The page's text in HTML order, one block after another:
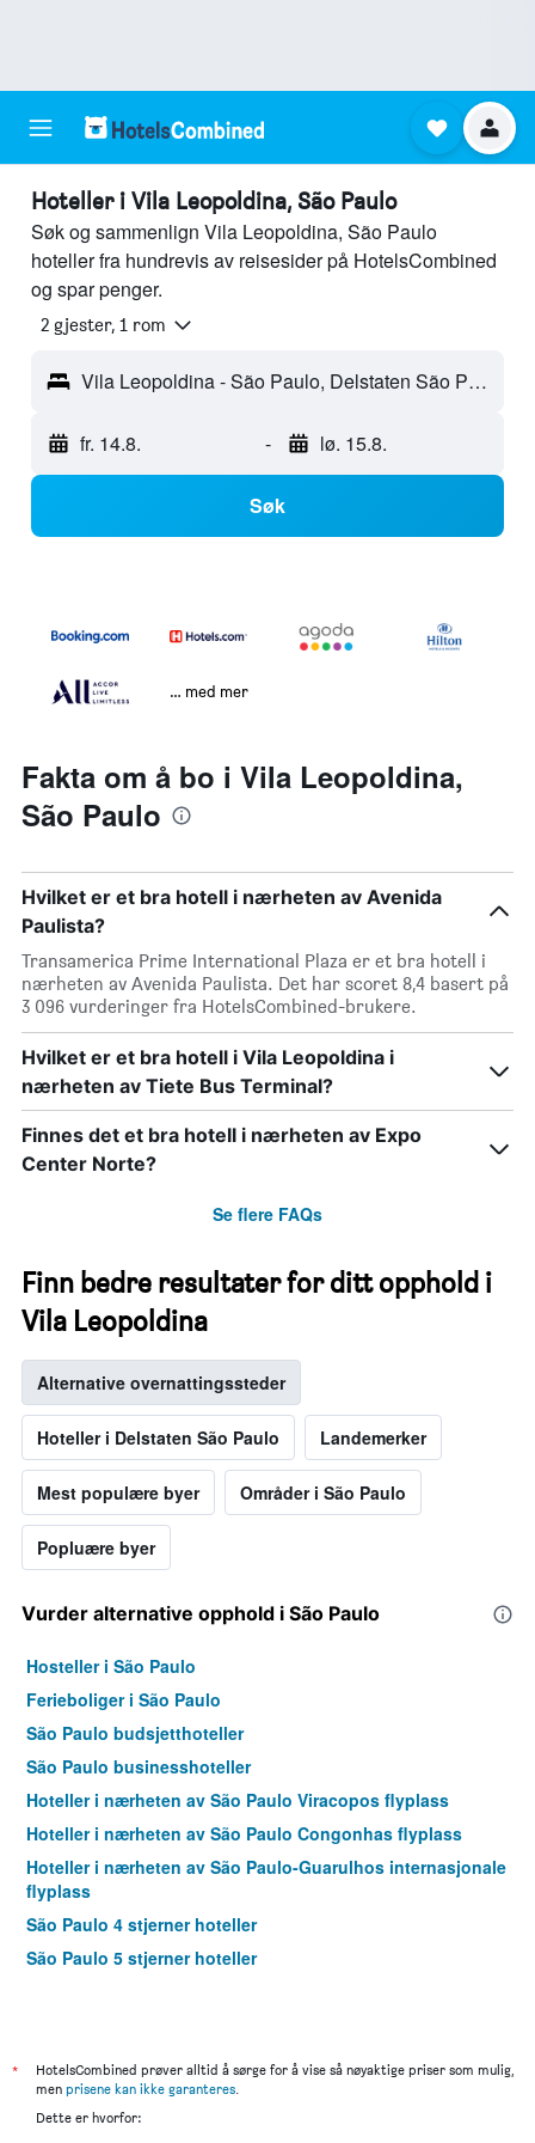
Hoteller i Vila Leopoldina, São Paulo
Søk og sammenlign Vila Leopoldina, São Paulo
hoteller fra hundrevis av reisesider på HotelsCombined
og spar penger.
2 gjester, 1 rom
Vila Leopoldina - São Paulo, Delstaten São Paulo, Brasil
fr. 14.8. - lø. 15.8.
Søk
… med mer
Fakta om å bo i Vila Leopoldina,
São Paulo
Hvilket er et bra hotell i nærheten av Avenida
Paulista?
Transamerica Prime International Plaza er et bra hotell i
nærheten av Avenida Paulista. Det har scoret 8,4 basert på
3 096 vurderinger fra HotelsCombined-brukere.
Hvilket er et bra hotell i Vila Leopoldina i
nærheten av Tiete Bus Terminal?
Finnes det et bra hotell i nærheten av Expo
Center Norte?
Se flere FAQs
Finn bedre resultater for ditt opphold i
Vila Leopoldina
Alternative overnattingssteder
Hoteller i Delstaten São Paulo Landemerker
Mest populære byer Områder i São Paulo
Popluære byer
Vurder alternative opphold i São Paulo
Hosteller i São Paulo
Ferieboliger i São Paulo
São Paulo budsjetthoteller
São Paulo businesshoteller
Hoteller i nærheten av São Paulo Viracopos flyplass
Hoteller i nærheten av São Paulo Congonhas flyplass
Hoteller i nærheten av São Paulo-Guarulhos internasjonale
flyplass
São Paulo 4 stjerner hoteller
São Paulo 5 stjerner hoteller
*
HotelsCombined prøver alltid å sørge for å vise så nøyaktige priser som mulig,
men prisene kan ikke garanteres.
Dette er hvorfor: